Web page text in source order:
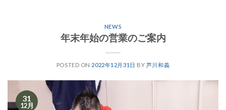
NEWS
年末年始の営業のご案内
POSTED ON 2022年12月31日 BY 芦川和義
31
12月